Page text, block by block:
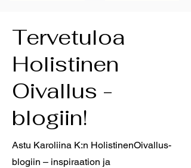
Tervetuloa
Holistinen
Oivallus -
blogiin!
Astu Karoliina K:n HolistinenOivallus-
blogiin – inspiraation ja